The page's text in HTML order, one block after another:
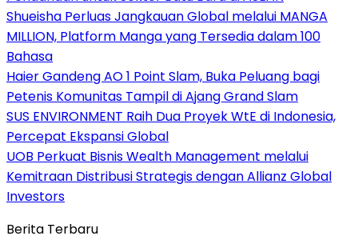
Shueisha Perluas Jangkauan Global melalui MANGA
MILLION, Platform Manga yang Tersedia dalam 100
Bahasa
Haier Gandeng AO 1 Point Slam, Buka Peluang bagi
Petenis Komunitas Tampil di Ajang Grand Slam
SUS ENVIRONMENT Raih Dua Proyek WtE di Indonesia,
Percepat Ekspansi Global
UOB Perkuat Bisnis Wealth Management melalui
Kemitraan Distribusi Strategis dengan Allianz Global
Investors
Berita Terbaru